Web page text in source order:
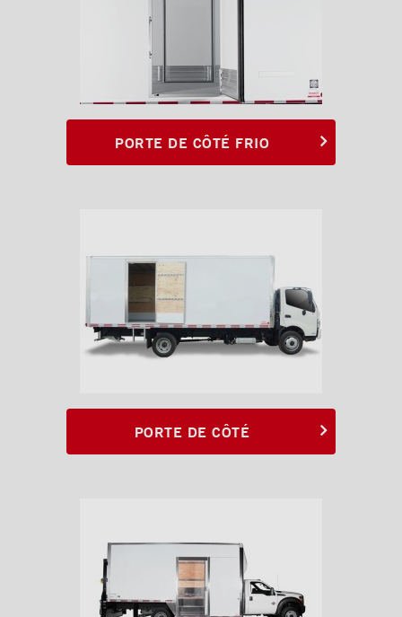
Poignées et serrures
Ventilations
PORTE DE CÔTÉ FRIO
PORTE DE CÔTÉ